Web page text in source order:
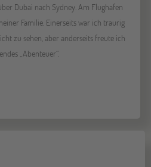
Dubai nach Sydney. Am Flughafen
Familie. Einerseits war ich traurig
zu sehen, aber anderseits freute ich
„Abenteuer“.